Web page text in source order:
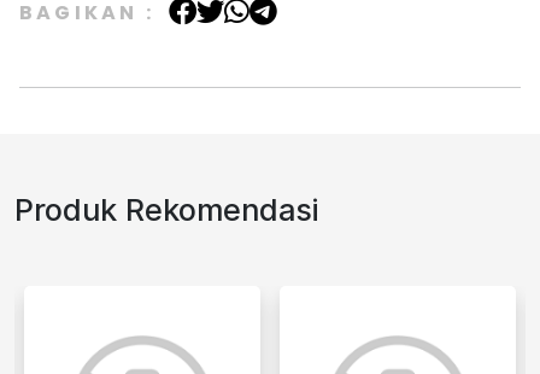
BAGIKAN :
Produk Rekomendasi